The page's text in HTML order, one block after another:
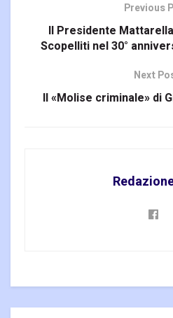
Previous
Il Presidente
Scopelliti nel 30°
Next
Il «Molise criminale» di